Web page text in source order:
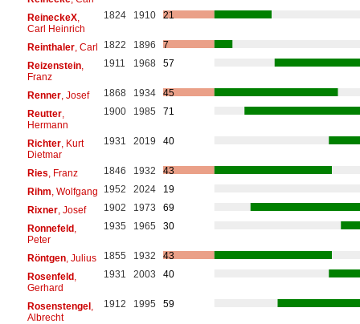
ReineckeX,
Carl Heinrich
1824 1910 21
Reinthaler, Carl 1822 1896
7
Reizenstein,
Franz
1911 1968 57
Renner, Josef 1868 1934
45
Reutter,
Hermann
1900 1985 71
Richter, Kurt
Dietmar
1931 2019 40
Ries , Franz 1846 1932
43
Rihm , Wolfgang 1952 2024
19
Rixner, Josef 1902 1973
69
Ronnefeld,
Peter
1935 1965 30
Röntgen, Julius 1855 1932
43
Rosenfeld,
Gerhard
1931 2003 40
Rosenstengel,
Albrecht
1912 1995 59